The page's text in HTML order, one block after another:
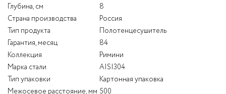
Глубина, см
8
Страна производства
Россия
Тип продукта
Полотенцесушитель
Гарантия, месяц
84
Коллекция
Римини
Марка стали
AISI304
Тип упаковки
Картонная упаковка
Межосевое расстояние, мм 500